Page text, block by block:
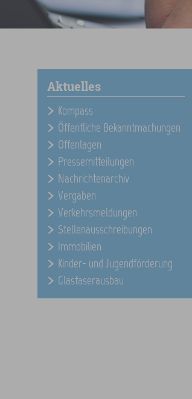
Aktuelles
Kompass
Öffentliche Bekanntmachungen
Offenlagen
Pressemitteilungen
Nachrichtenarchiv
Vergaben
Verkehrsmeldungen
Stellenausschreibungen
Immobilien
Kinder- und Jugendförderung
Glasfaserausbau